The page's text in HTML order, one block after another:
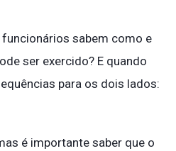
sabem como e
ser exercido? E quando
para os dois lados:
é importante saber que o